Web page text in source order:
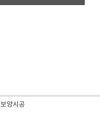
양시공